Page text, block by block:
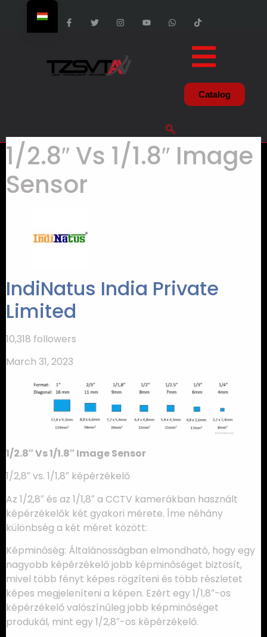
Catalog
1/2.8″​ Vs 1/1.8″​ Image
Sensor
IndiNatus India Private
Limited
10,318 followers
March 31, 2023
1/2.8″ Vs 1/1.8″ Image Sensor
1/2,8″ vs. 1/1,8″ képérzékelő
Az 1/2,8″ és az 1/1,8″ a CCTV kamerákban használt
képérzékelők két gyakori mérete. Íme néhány
különbség a két méret között:
Képminőség: Általánosságban elmondható, hogy egy
nagyobb képérzékelő jobb képminőséget biztosít,
mivel több fényt képes rögzíteni és több részletet
képes megjeleníteni a képen. Ezért egy 1/1,8″-os
képérzékelő valószínűleg jobb képminőséget
produkál, mint egy 1/2,8″-os képérzékelő.